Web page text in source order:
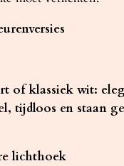
of klassiek wit:
tijdloos en staan
lichthoek